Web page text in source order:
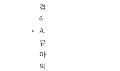
경
6
A.
유
아
의